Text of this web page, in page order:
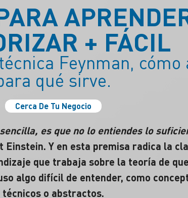
+ FÁCIL
Feynman,
qué sirve.
Cerca De Tu Negocio
es que no lo entiendes lo
Y en esta premisa radica la
que trabaja sobre la teoría de
algo difícil de entender, como
técnicos o abstractos.